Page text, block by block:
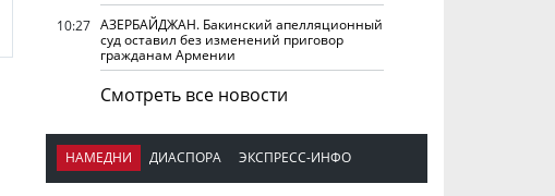
10:27 АЗЕРБАЙДЖАН. Бакинский апелляционный
суд оставил без изменений приговор
гражданам Армении
Смотреть все новости
НАМЕДНИ ДИАСПОРА ЭКСПРЕСС-ИНФО